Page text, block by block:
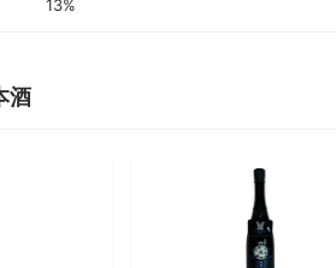
13%
酒